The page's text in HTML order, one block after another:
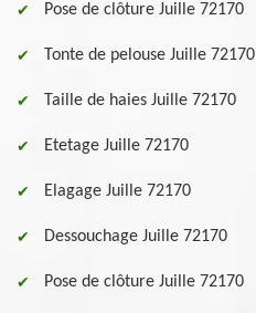
Pose de clôture Juille 72170
Tonte de pelouse Juille 72170
Taille de haies Juille 72170
Etetage Juille 72170
Elagage Juille 72170
Dessouchage Juille 72170
Pose de clôture Juille 72170